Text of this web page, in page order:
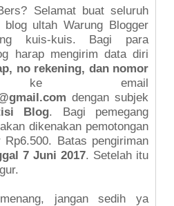
Selamat buat seluruh
blog ultah Warung Blogger
kuis-kuis. Bagi para
harap mengirim data diri
no rekening, dan nomor
email
dengan subjek
Blog. Bagi pemegang
dikenakan pemotongan
Batas pengiriman
7 Juni 2017. Setelah itu
jangan sedih ya